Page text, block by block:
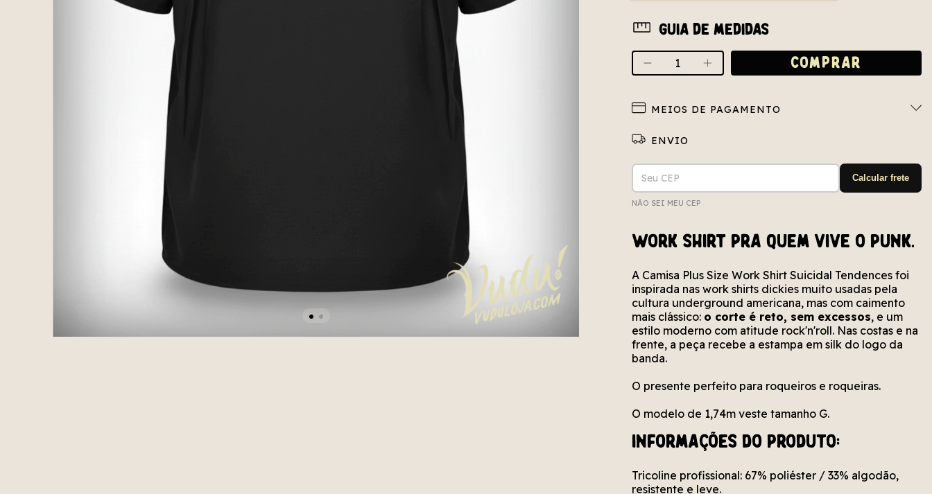
Guia de medidas
MEIOS DE PAGAMENTO
Entregas para o CEP:
ALTERAR CEP
Calcular frete
NÃO SEI MEU CEP
escrito?
alguns segundos.
novamente em alguns segundos.
WORK SHIRT PRA QUEM VIVE O PUNK.
A Camisa Plus Size Work Shirt Suicidal Tendences foi
inspirada nas work shirts dickies muito usadas pela
cultura underground americana, mas com caimento
mais clássico: o corte é reto, sem excessos, e um
estilo moderno com atitude rock'n'roll. Nas costas e na
frente, a peça recebe a estampa em silk do logo da
banda.
O presente perfeito para roqueiros e roqueiras.
O modelo de 1,74m veste tamanho G.
Informações do produto:
Tricoline profissional: 67% poliéster / 33% algodão,
resistente e leve.